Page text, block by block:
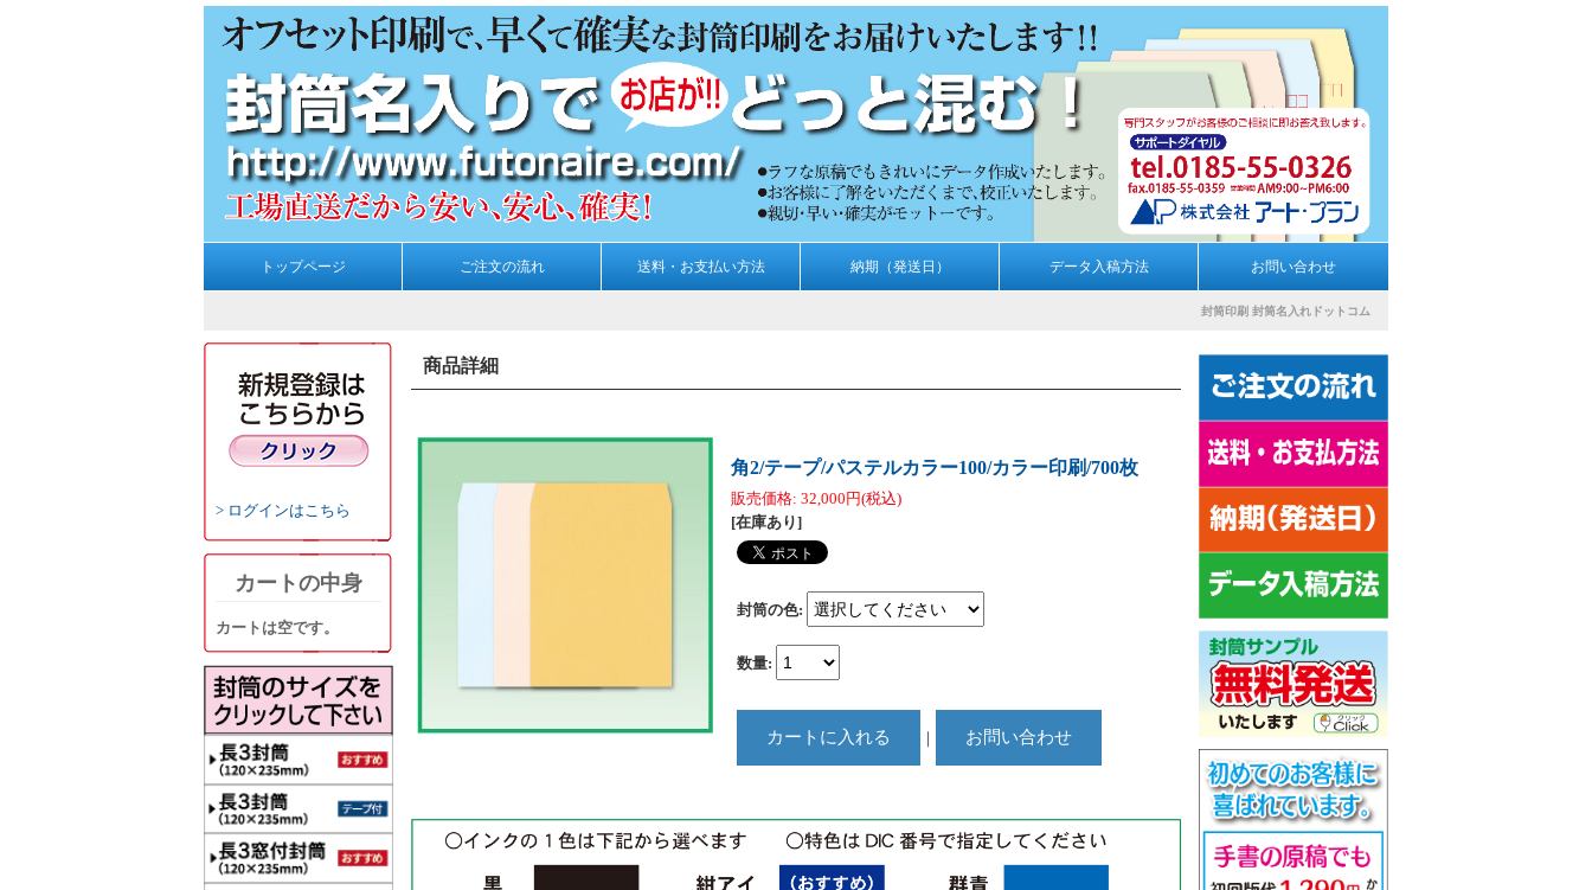
トップページ ご注文の流れ 送料・お支払い方法 納期（発送日） データ入稿方法 お問い合わせ
封筒印刷 封筒名入れドットコム
ログインはこちら
カートの中身
カートは空です。
商品詳細
角2/テープ/パステルカラー100/カラー印刷/700枚
販売価格: 32,000円(税込)
[在庫あり]
封筒の色:
数量:
｜